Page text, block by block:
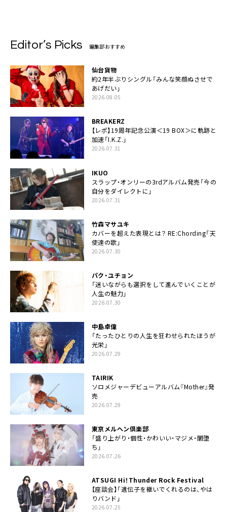
Editor’s Picks 編集部おすすめ
仙台貨物
約2年半ぶりシングル「みんな笑顔ぬさせで
あげだい」
2026.08.05
BREAKERZ
【レポ】19周年記念公演＜19 BOX＞に軌跡と
加速「I.K.Z.」
2026.07.31
IKUO
スラップ・オンリーの3rdアルバム発売「今の
自分をダイレクトに」
2026.07.31
竹森マサユキ
カバーを超えた表現とは？ RE:Chording「天
使達の歌」
2026.07.30
パク・ユチョン
「迷いながらも選択をして進んでいくことが
人生の魅力」
2026.07.30
中島卓偉
「たったひとりの人生を狂わせられたほうが
光栄」
2026.07.29
TAIRIK
ソロメジャーデビューアルバム『Mother』発
売
2026.07.29
東京メルヘン倶楽部
「盛り上がり・個性・かわいい・マジメ・闇堕
ち」
2026.07.26
ATSUGI Hi！Thunder Rock Festival
【座談会】「遺伝子を継いでくれるのは、やは
りバンド」
2026.07.25